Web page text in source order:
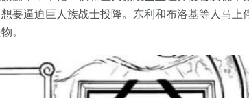
要逼迫巨人族战士投降。东利和布洛基等人马上
。